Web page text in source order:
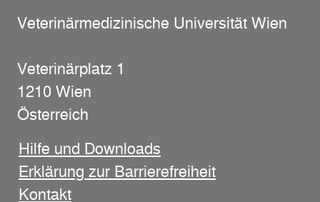
Veterinärmedizinische Universität Wien
Veterinärplatz 1
1210 Wien
Österreich
Hilfe und Downloads
Erklärung zur Barrierefreiheit
Kontakt